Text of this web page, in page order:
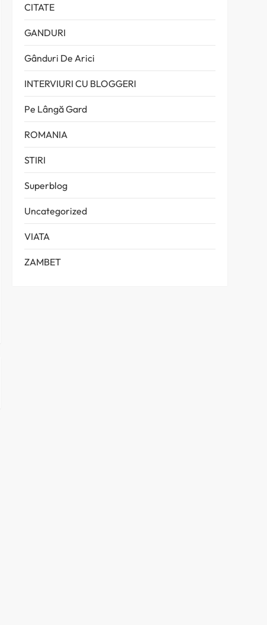
CITATE
GANDURI
Gânduri De Arici
INTERVIURI CU BLOGGERI
Pe Lângă Gard
ROMANIA
STIRI
Superblog
Uncategorized
VIATA
ZAMBET